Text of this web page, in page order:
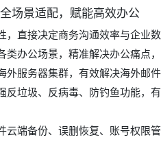
场景适配，赋能高效办公
，直接决定商务沟通效率与企业
办公场景，精准解决办公痛点
外服务器集群，有效解决海外邮
反垃圾、反病毒、防钓鱼功能，
云端备份、误删恢复、账号权限